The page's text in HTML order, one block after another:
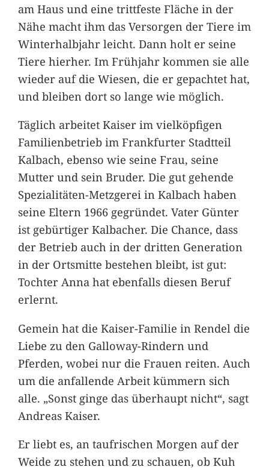
am Haus und eine trittfeste Fläche in der
Nähe macht ihm das Versorgen der Tiere im
Winterhalbjahr leicht. Dann holt er seine
Tiere hierher. Im Frühjahr kommen sie alle
wieder auf die Wiesen, die er gepachtet hat,
und bleiben dort so lange wie möglich.
Täglich arbeitet Kaiser im vielköpfigen
Familienbetrieb im Frankfurter Stadtteil
Kalbach, ebenso wie seine Frau, seine
Mutter und sein Bruder. Die gut gehende
Spezialitäten-Metzgerei in Kalbach haben
seine Eltern 1966 gegründet. Vater Günter
ist gebürtiger Kalbacher. Die Chance, dass
der Betrieb auch in der dritten Generation
in der Ortsmitte bestehen bleibt, ist gut:
Tochter Anna hat ebenfalls diesen Beruf
erlernt.
Gemein hat die Kaiser-Familie in Rendel die
Liebe zu den Galloway-Rindern und
Pferden, wobei nur die Frauen reiten. Auch
um die anfallende Arbeit kümmern sich
alle. „Sonst ginge das überhaupt nicht“, sagt
Andreas Kaiser.
Er liebt es, an taufrischen Morgen auf der
Weide zu stehen und zu schauen, ob Kuh